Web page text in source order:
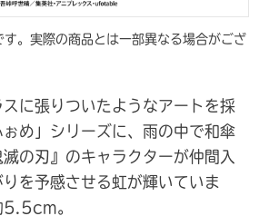
。実際の商品とは一部異なる場合がござ
に張りついたようなアートを採
め」シリーズに、雨の中で和傘
の刃』のキャラクターが仲間入
を予感させる虹が輝いていま
5.5cm。